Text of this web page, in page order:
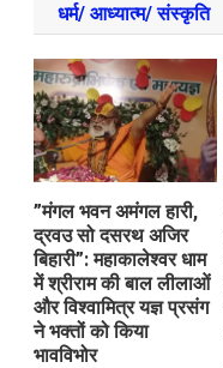
धर्म/ आध्‍यात्‍म/ संस्‍कृति
​”मंगल भवन अमंगल हारी,
द्रवउ सो दसरथ अजिर
बिहारी”: महाकालेश्वर धाम
में श्रीराम की बाल लीलाओं
और विश्वामित्र यज्ञ प्रसंग
ने भक्तों को किया
भावविभोर